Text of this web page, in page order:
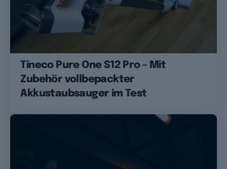
Tineco Pure One S12 Pro – Mit
Zubehör vollbepackter
Akkustaubsauger im Test